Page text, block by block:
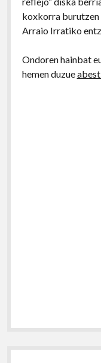
koxkorra burutzen
Arraio Irratiko
Ondoren hainbat
hemen duzue